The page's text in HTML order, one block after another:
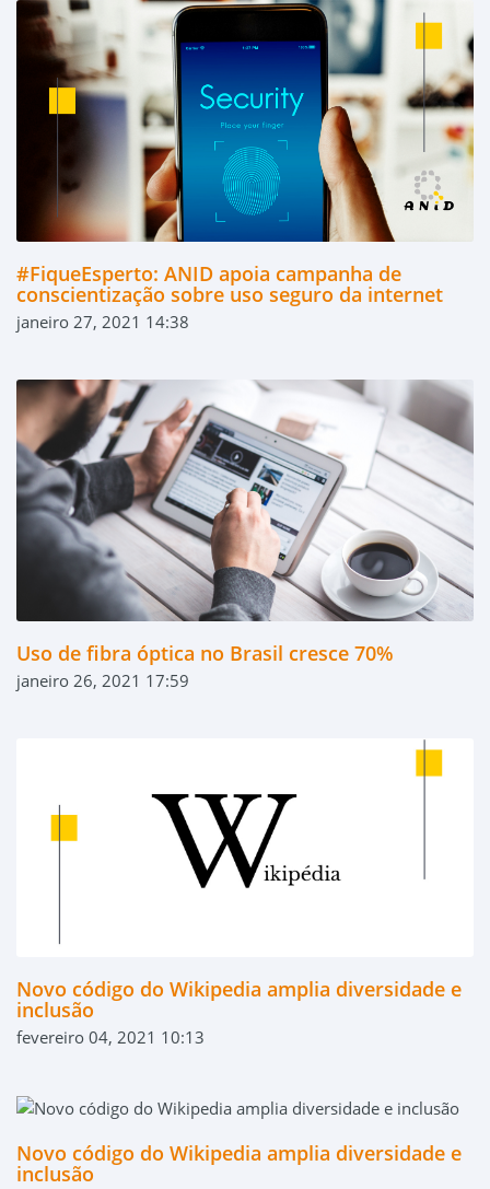
#FiqueEsperto: ANID apoia campanha de
conscientização sobre uso seguro da internet
janeiro 27, 2021 14:38
Uso de fibra óptica no Brasil cresce 70%
janeiro 26, 2021 17:59
Novo código do Wikipedia amplia diversidade e
inclusão
fevereiro 04, 2021 10:13
Novo código do Wikipedia amplia diversidade e
inclusão